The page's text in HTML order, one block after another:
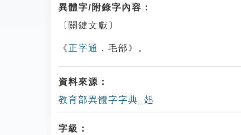
異體字/附錄字內容：
〔關鍵文獻〕
《 正字通 ．毛部》。
資料來源：
教育部異體字字典_㲍
字級：